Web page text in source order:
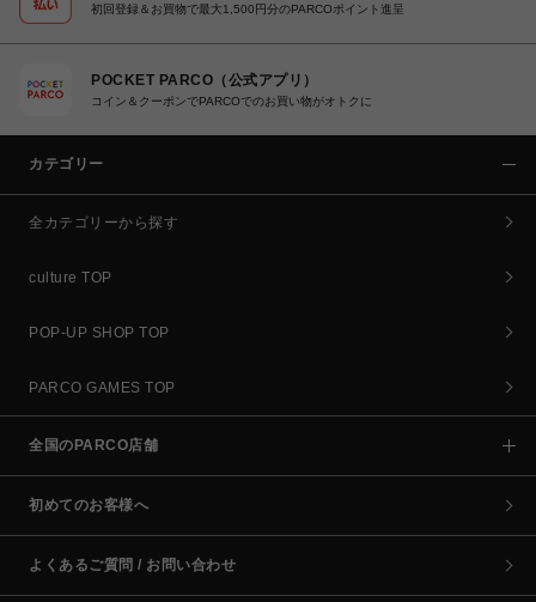
初回登録＆お買物で最大1,500円分のPARCOポイント進呈
POCKET PARCO（公式アプリ）
コイン＆クーポンでPARCOでのお買い物がオトクに
カテゴリー
全カテゴリーから探す
culture TOP
POP-UP SHOP TOP
PARCO GAMES TOP
全国のPARCO店舗
初めてのお客様へ
よくあるご質問 / お問い合わせ